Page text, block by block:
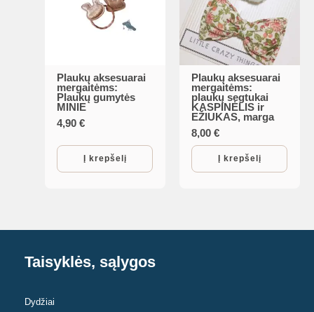
Plaukų aksesuarai
mergaitėms:
Plaukų gumytės
MINIE
4,90€
Į krepšelį
Plaukų aksesuarai
mergaitėms:
plaukų segtukai
KASPINĖLIS ir
EŽIUKAS, marga
8,00€
Į krepšelį
Taisyklės, sąlygos
Dydžiai